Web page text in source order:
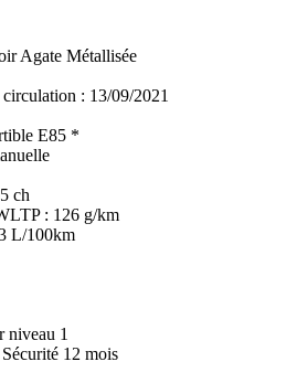
Agate Métallisée
circulation : 13/09/2021
E85 *
ch
: 126 g/km
L/100km
1
12 mois